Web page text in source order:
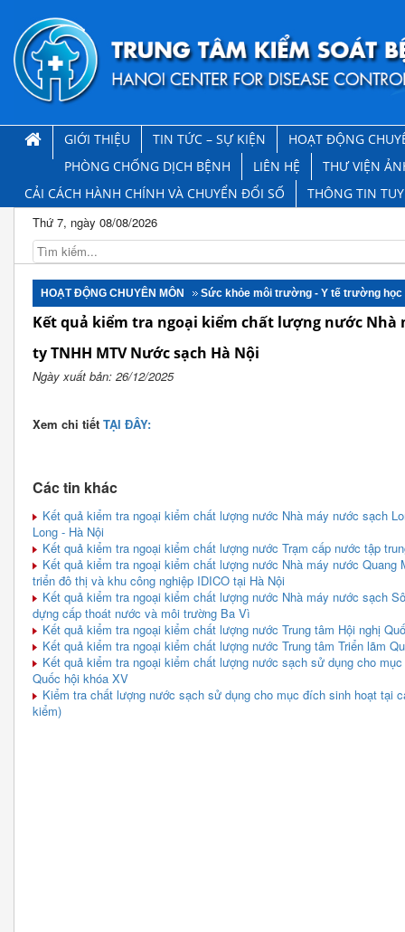
GIỚI THIỆU TIN TỨC – SỰ KIỆN
HOẠT ĐỘNG
PHÒNG CHỐNG DỊCH BỆNH
LIÊN HỆ
THƯ VIỆN
CẢI CÁCH HÀNH CHÍNH VÀ CHUYỂN ĐỔI SỐ
THÔNG TIN
Thứ 7, ngày 08/08/2026
HOẠT ĐỘNG CHUYÊN MÔN Sức khỏe môi trường - Y tế trường học
Kết quả kiểm tra ngoại kiểm chất lượng nước Nhà
ty TNHH MTV Nước sạch Hà Nội
Ngày xuất bản: 26/12/2025
Xem chi tiết TẠI ĐÂY:
Các tin khác
Kết quả kiểm tra ngoại kiểm chất lượng nước Nhà máy nước sạch
Long - Hà Nội
Kết quả kiểm tra ngoại kiểm chất lượng nước Trạm cấp nước tập
Kết quả kiểm tra ngoại kiểm chất lượng nước Nhà máy nước Quang
triển đô thị và khu công nghiệp IDICO tại Hà Nội
Kết quả kiểm tra ngoại kiểm chất lượng nước Nhà máy nước sạch
dựng cấp thoát nước và môi trường Ba Vì
Kết quả kiểm tra ngoại kiểm chất lượng nước Trung tâm Hội nghị
Kết quả kiểm tra ngoại kiểm chất lượng nước Trung tâm Triển lãm
Kết quả kiểm tra ngoại kiểm chất lượng nước sạch sử dụng cho
Quốc hội khóa XV
Kiểm tra chất lượng nước sạch sử dụng cho mục đích sinh hoạt tại
kiểm)